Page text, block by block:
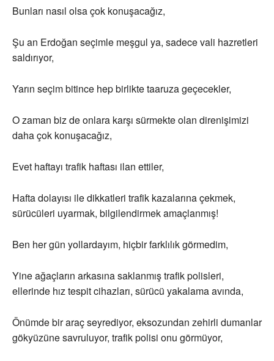
Bunları nasıl olsa çok konuşacağız,
Şu an Erdoğan seçimle meşgul ya, sadece vali hazretleri
saldırıyor,
Yarın seçim bitince hep birlikte taaruza geçecekler,
O zaman biz de onlara karşı sürmekte olan direnişimizi
daha çok konuşacağız,
Evet haftayı trafik haftası ilan ettiler,
Hafta dolayısı ile dikkatleri trafik kazalarına çekmek,
sürücüleri uyarmak, bilgilendirmek amaçlanmış!
Ben her gün yollardayım, hiçbir farklılık görmedim,
Yine ağaçların arkasına saklanmış trafik polisleri,
ellerinde hız tespit cihazları, sürücü yakalama avında,
Önümde bir araç seyrediyor, eksozundan zehirli dumanlar
gökyüzüne savruluyor, trafik polisi onu görmüyor,